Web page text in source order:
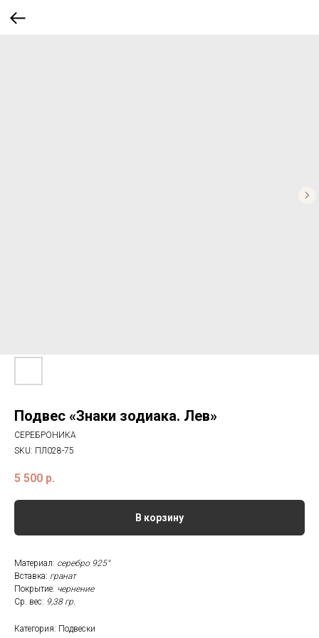
Подвес «Знаки зодиака. Лев»
СЕРЕБРОНИКА
SKU: ПЛ028-75
5 500 р.
В корзину
Материал: серебро 925°
Вставка: гранат
Покрытие: чернение
Ср. вес: 9,38 гр.
Категория: Подвески